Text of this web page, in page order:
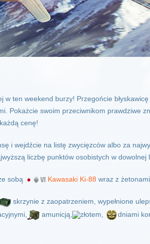
w ten weekend burzy! Przegońcie
Pokażcie swoim przeciwnikom prawdziwe
cenę!
i wejdźcie na listę zwycięzców albo za
liczbę punktów osobistych w dowolnej
sobą Kawasaki Ki-88 wraz z
skrzynie z zaopatrzeniem, wypełnione
amunicją, złotem, dniami